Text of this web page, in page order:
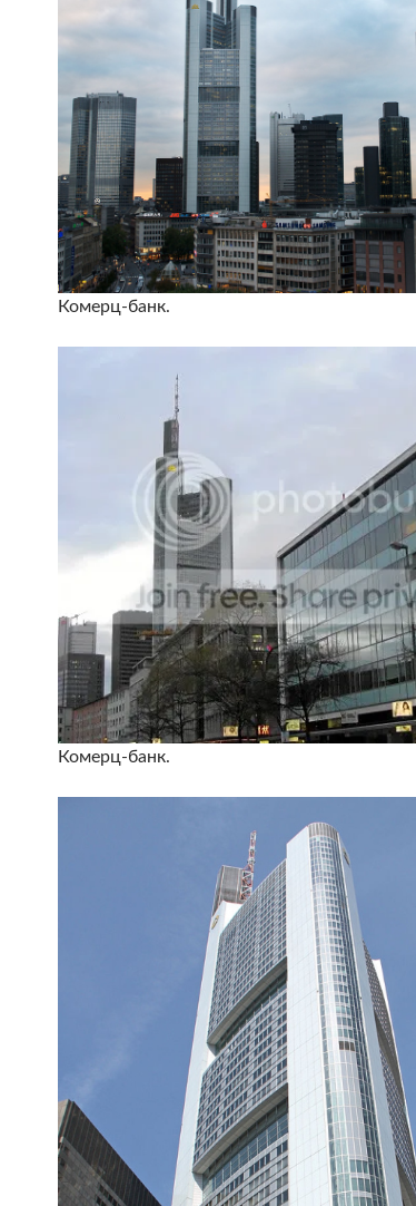
Комерц-банк.
Комерц-банк.